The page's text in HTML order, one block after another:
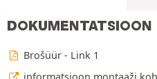
DOKUMENTATSIOON
Brošüür - Link 1
informatsioon montaaži